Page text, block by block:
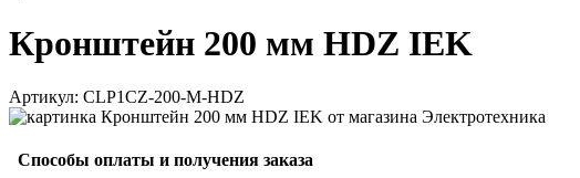
Кронштейн 200 мм HDZ IEK
Артикул: CLP1CZ-200-M-HDZ
Способы оплаты и получения заказа